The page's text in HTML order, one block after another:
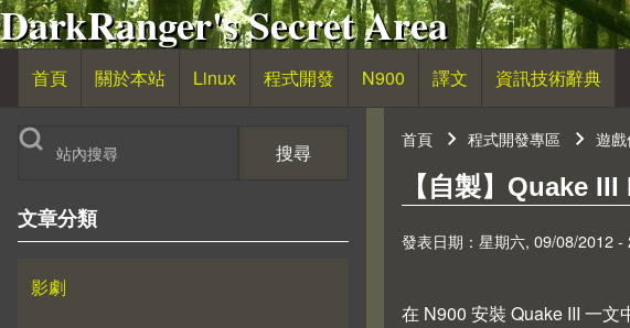
移至主內容
DarkRanger's Secret Area
主導覽
首頁 關於本站 Linux 程式開發 N900 譯文 資訊技術辭典
搜尋
文章分類
影劇
導航連結
首頁 程式開發專區 遊
【自製】Quake
發表日期：星期六, 09/08/2012
在 N900 安裝 Quake III 一文